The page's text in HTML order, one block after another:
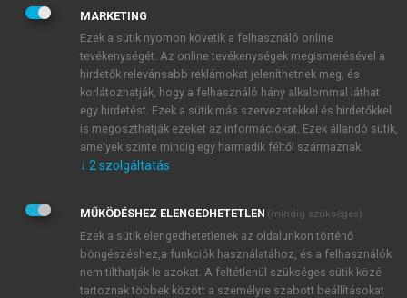
JELSZÓ
JELSZÓ ÚJRA
Kérek értesítést a MeRSZ újdonságairól, akcióiról.
Kérek értesítést az Akadémiai Kiadó Zrt. újdonságairól,
Adatkezelési tájékoztatóbanfoglaltakat tudomásul
veszem és elfogadom.
Általános vásárlási feltételeket, valamint a szotar.netés a
mersz.huoldalak licencszerződéseiben foglaltakat
tudomásul veszem és elfogadom.
MARKETING
Ezek a sütik nyomon követik a felhasználó online
tevékenységét. Az online tevékenységek megismerésével a
hirdetők relevánsabb reklámokat jeleníthetnek meg, és
korlátozhatják, hogy a felhasználó hány alkalommal láthat
egy hirdetést. Ezek a sütik más szervezetekkel és hirdetőkkel
is megoszthatják ezeket az információkat. Ezek állandó sütik,
amelyek szinte mindig egy harmadik féltől származnak.
↓ 2 szolgáltatás
MŰKÖDÉSHEZ ELENGEDHETETLEN (mindig szükséges)
Ezek a sütik elengedhetetlenek az oldalunkon történő
böngészéshez,a funkciók használatához, és a felhasználók
nem tilthatják le azokat. A feltétlenül szükséges sütik közé
tartoznak többek között a személyre szabott beállításokat